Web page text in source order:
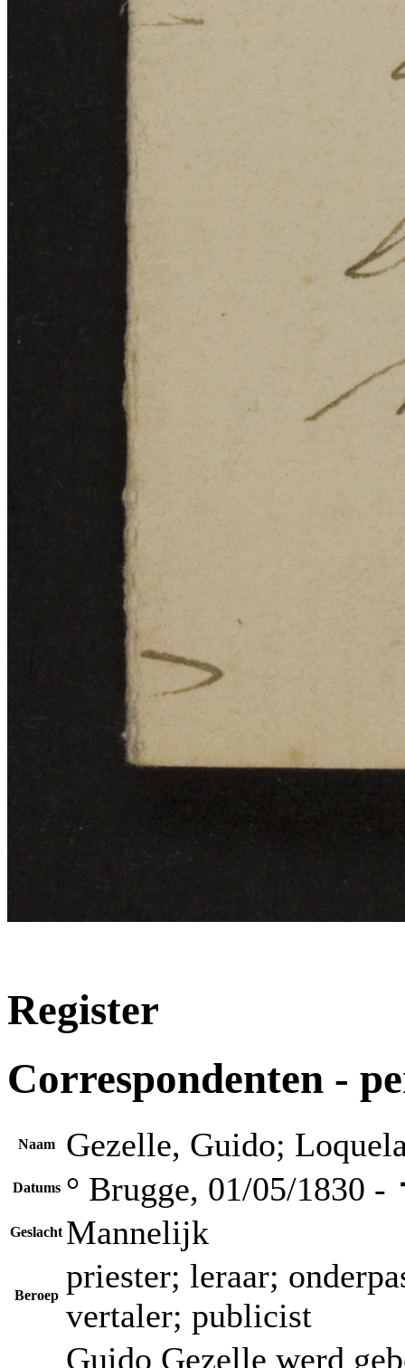
Register
Correspondenten -
Naam Gezelle, Guido;
Datums ° Brugge, 01/05/1830
Geslacht Mannelijk
Beroep
priester; leraar;
vertaler; publicist
Guido Gezelle werd